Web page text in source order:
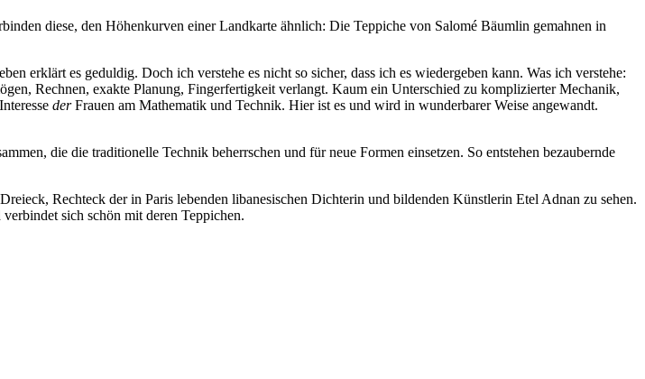
diese, den Höhenkurven einer Landkarte ähnlich: Die Teppiche von Salomé Bäumlin gemahnen in
erklärt es geduldig. Doch ich verstehe es nicht so sicher, dass ich es wiedergeben kann. Was ich verstehe:
Rechnen, exakte Planung, Fingerfertigkeit verlangt. Kaum ein Unterschied zu komplizierter Mechanik,
derFrauen am Mathematik und Technik. Hier ist es und wird in wunderbarer Weise angewandt.
die die traditionelle Technik beherrschen und für neue Formen einsetzen. So entstehen bezaubernde
Rechteck der in Paris lebenden libanesischen Dichterin und bildenden Künstlerin Etel Adnan zu sehen.
sich schön mit deren Teppichen.